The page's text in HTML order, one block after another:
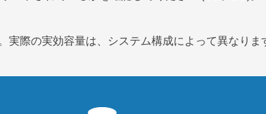
際の実効容量は、システム構成によって異なりま